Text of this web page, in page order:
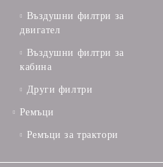
Въздушни филтри за
двигател
Въздушни филтри за
кабина
Други филтри
Ремъци
Ремъци за трактори